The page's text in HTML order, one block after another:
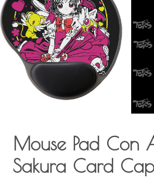
Mouse Pad Con
Sakura Card